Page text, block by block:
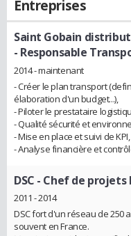
Entreprises
Saint Gobain
- Responsable
2014 - maintenant
- Créer le plan transport
élaboration d'un budget...),
- Piloter le prestataire
- Qualité sécurité et
- Mise en place et suivi de KPI,
- Analyse financière et
DSC - Chef de
2011 - 2014
DSC fort d'un réseau de 250
souvent en France.